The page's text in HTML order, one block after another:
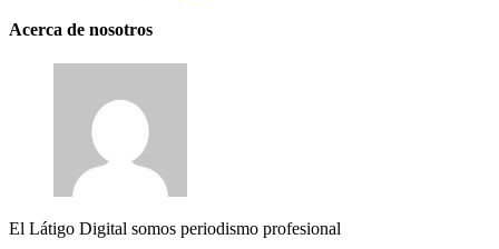
Acerca de nosotros
El Látigo Digital somos periodismo profesional